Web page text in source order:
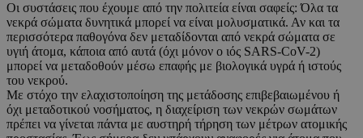
Οι συστάσεις που έχουμε από την πολιτεία είναι σαφείς: Όλα τα
νεκρά σώματα δυνητικά μπορεί να είναι μολυσματικά. Αν και τα
περισσότερα παθογόνα δεν μεταδίδονται από νεκρά σώματα σε
υγιή άτομα, κάποια από αυτά (όχι μόνον ο ιός SARS-CoV-2)
μπορεί να μεταδοθούν μέσω επαφής με βιολογικά υγρά ή ιστούς
του νεκρού.
Με στόχο την ελαχιστοποίηση της μετάδοσης επιβεβαιωμένου ή
όχι μεταδοτικού νοσήματος, η διαχείριση των νεκρών σωμάτων
πρέπει να γίνεται πάντα με αυστηρή τήρηση των μέτρων ατομικής